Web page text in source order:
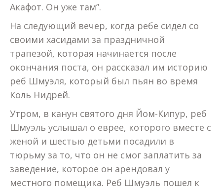
Акафот. Он уже там”.
На следующий вечер, когда ребе сидел со
своими хасидами за праздничной
трапезой, которая начинается после
окончания поста, он рассказал им историю
реб Шмуэля, который был пьян во время
Коль Нидрей.
Утром, в канун святого дня Йом-Кипур, реб
Шмуэль услышал о еврее, которого вместе с
женой и шестью детьми посадили в
тюрьму за то, что он не смог заплатить за
заведение, которое он арендовал у
местного помещика. Реб Шмуэль пошел к